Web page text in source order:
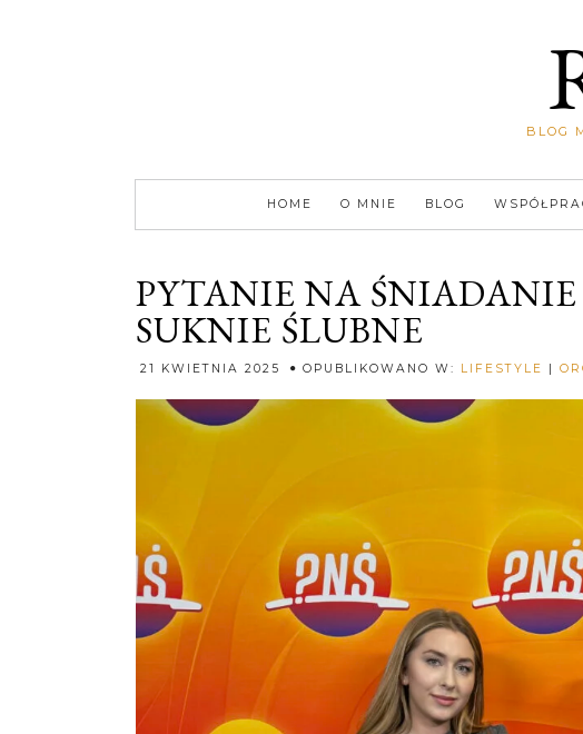
BLOG
HOME O MNIE BLOG
PYTANIE NA ŚNIADANIE
SUKNIE ŚLUBNE
21 KWIETNIA 2025 OPUBLIKOWANO W: LIFESTYLE |